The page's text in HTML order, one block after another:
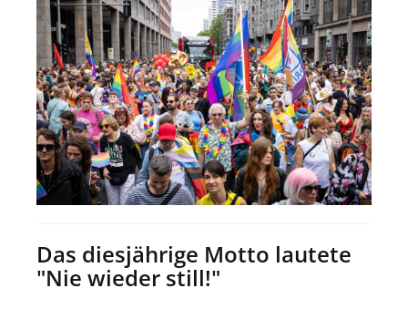
Das diesjährige Motto lautete
"Nie wieder still!"